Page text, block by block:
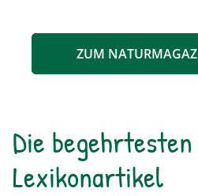
ZUM
Die begehrtesten
Lexikonartikel